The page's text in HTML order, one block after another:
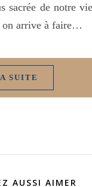
sacrée de notre
on arrive à faire…
SUITE
AUSSI AIMER